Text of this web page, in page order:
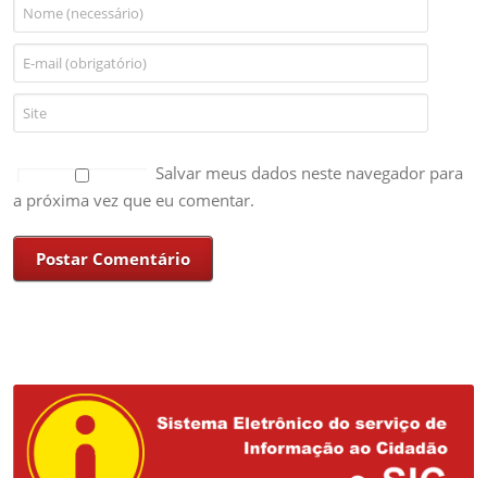
Salvar meus dados neste navegador para
a próxima vez que eu comentar.